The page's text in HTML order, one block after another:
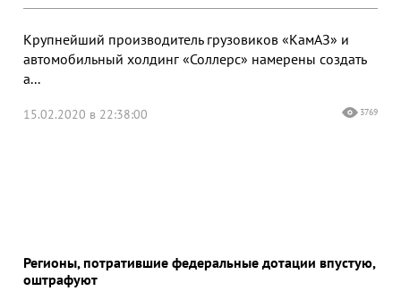
Крупнейший производитель грузовиков «КамАЗ» и
автомобильный холдинг «Соллерс» намерены создать
а...
15.02.2020 в 22:38:00 3769
Регионы, потратившие федеральные дотации впустую,
оштрафуют